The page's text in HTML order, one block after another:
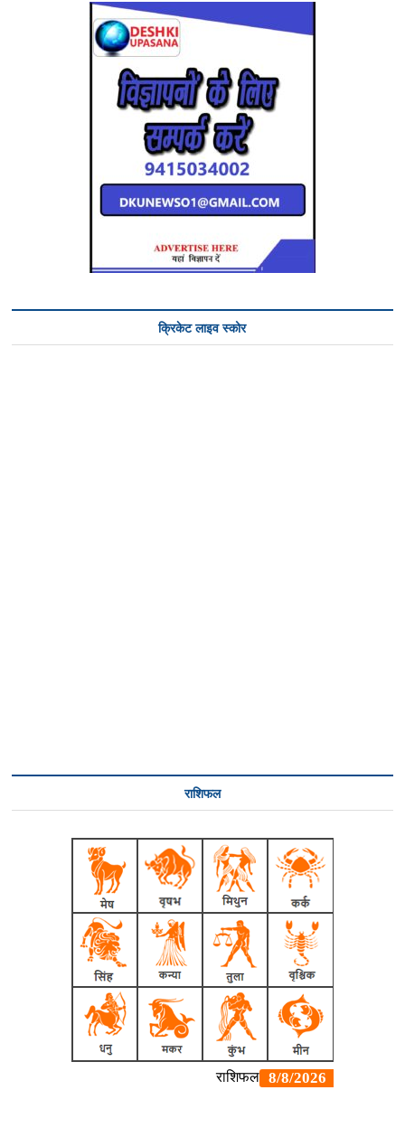
क्रिकेट लाइव स्कोर
राशिफल